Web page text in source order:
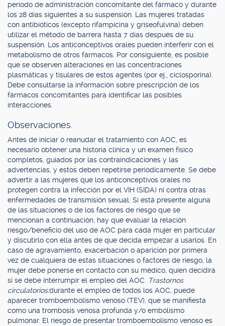
período de administración concomitante del fármaco y durante
los 28 días siguientes a su suspensión. Las mujeres tratadas
con antibióticos (excepto rifampicina y griseofulvina) deben
utilizar el método de barrera hasta 7 días después de su
suspensión. Los anticonceptivos orales pueden interferir con el
metabolismo de otros fármacos. Por consiguiente, es posible
que se observen alteraciones en las concentraciones
plasmáticas y tisulares de estos agentes (por ej., ciclosporina).
Debe consultarse la información sobre prescripción de los
fármacos concomitantes para identificar las posibles
interacciones.
Observaciones.
Antes de iniciar o reanudar el tratamiento con AOC, es
necesario obtener una historia clínica y un examen físico
completos, guiados por las contraindicaciones y las
advertencias, y estos deben repetirse periódicamente. Se debe
advertir a las mujeres que los anticonceptivos orales no
protegen contra la infección por el VIH (SIDA) ni contra otras
enfermedades de transmisión sexual. Si está presente alguna
de las situaciones o de los factores de riesgo que se
mencionan a continuación, hay que evaluar la relación
riesgo/beneficio del uso de AOC para cada mujer en particular
y discutirlo con ella antes de que decida empezar a usarlos. En
caso de agravamiento, exacerbación o aparición por primera
vez de cualquiera de estas situaciones o factores de riesgo, la
mujer debe ponerse en contacto con su médico, quien decidirá
si se debe interrumpir el empleo del AOC.
Trastornos
circulatorios:durante el empleo de todos los AOC, puede
aparecer tromboembolismo venoso (TEV), que se manifiesta
como una trombosis venosa profunda y/o embolismo
pulmonar. El riesgo de presentar tromboembolismo venoso es